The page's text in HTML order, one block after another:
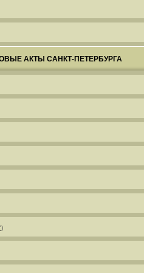
АКТЫ САНКТ-ПЕТЕРБУРГА